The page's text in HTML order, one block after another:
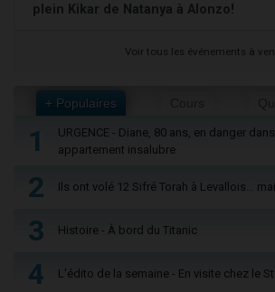
plein Kikar de Natanya à Alonzo!
Voir tous les événements à
+ Populaires
1
URGENCE - Diane, 80 ans, en danger
appartement insalubre
2 Ils ont volé 12 Sifré Torah à Levallois…
3 Histoire - À bord du Titanic
4 L'édito de la semaine - En visite chez le